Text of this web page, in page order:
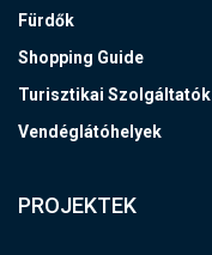
Fürdők
Shopping Guide
Turisztikai Szolgáltatók
Vendéglátóhelyek
PROJEKTEK